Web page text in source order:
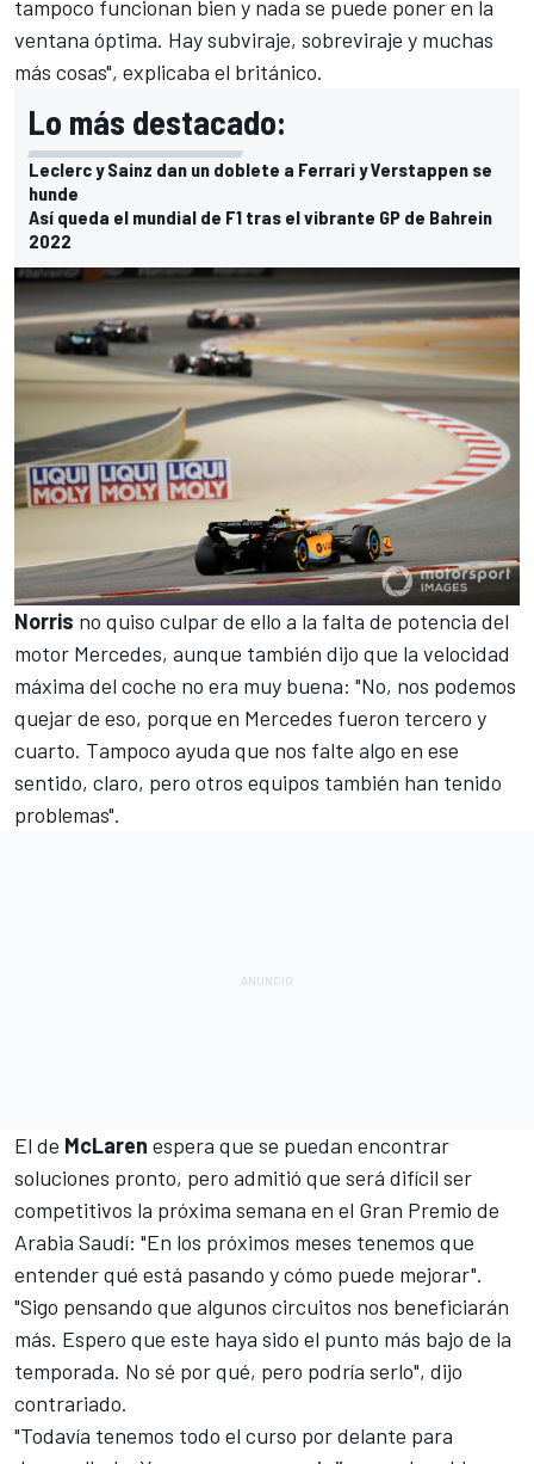
tampoco funcionan bien y nada se puede poner en la
ventana óptima. Hay subviraje, sobreviraje y muchas
más cosas", explicaba el británico.
Lo más destacado:
Leclerc y Sainz dan un doblete a Ferrari y Verstappen se
hunde
Así queda el mundial de F1 tras el vibrante GP de Bahrein
2022
Norris no quiso culpar de ello a la falta de potencia del
motor Mercedes, aunque también dijo que la velocidad
máxima del coche no era muy buena: "No, nos podemos
quejar de eso, porque en Mercedes fueron tercero y
cuarto. Tampoco ayuda que nos falte algo en ese
sentido, claro, pero otros equipos también han tenido
problemas".
El de McLaren espera que se puedan encontrar
soluciones pronto, pero admitió que será difícil ser
competitivos la próxima semana en el Gran Premio de
Arabia Saudí: "En los próximos meses tenemos que
entender qué está pasando y cómo puede mejorar".
"Sigo pensando que algunos circuitos nos beneficiarán
más. Espero que este haya sido el punto más bajo de la
temporada. No sé por qué, pero podría serlo", dijo
contrariado.
"Todavía tenemos todo el curso por delante para